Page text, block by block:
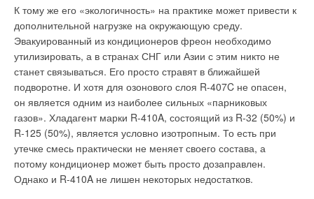
К тому же его «экологичность» на практике может привести к
дополнительной нагрузке на окружающую среду.
Эвакуированный из кондиционеров фреон необходимо
утилизировать, а в странах СНГ или Азии с этим никто не
станет связываться. Его просто стравят в ближайшей
подворотне. И хотя для озонового слоя R-407C не опасен,
он является одним из наиболее сильных «парниковых
газов». Хладагент марки R-410A, состоящий из R-32 (50%) и
R-125 (50%), является условно изотропным. То есть при
утечке смесь практически не меняет своего состава, а
потому кондиционер может быть просто дозаправлен.
Однако и R-410A не лишен некоторых недостатков.
Гидроизоляция
Гидроизоляцию можно укладывать как под нагревательным
кабелем, так и над ним, поскольку сам кабель может
работать при любой влажности, в т.ч. и в воде. Место
установки гидроизоляции необходимо выбирать из
конструктивных соображений или требований строительной
документации. Основное условие, которое необходимо
соблюдать — нагревательный кабель не должен
непосредственно лежать на или под гидроизоляционным
слоем.
проведение, то необходимо иметь ввиду, что
полипропиленовые трубы свариваются специальным
электроинструментом, затрачивая на один стык чуть более
двух минут (считая время на охлаждение), при монтаже нет
необходимости использовать какое-либо громоздкое
оборудование, открытый огонь горелки (как при пайке
медной трубы), ацетилен и кислород (как при работе со
стальными трубами). Экономический эффект от
использования труб из полипропилена взамен стальных
складывается из экономии затрат на транспортировку (1:9),
сокращения трудоемкости и отходов при монтаже (1:10),
экономии расходных материалов и отсутствия расходов в